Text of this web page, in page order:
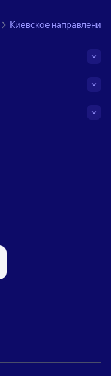
Киевское направление